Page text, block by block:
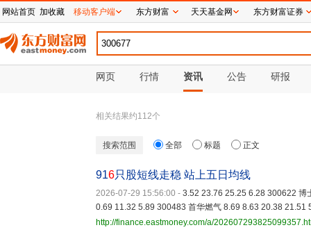
网页 行情 资讯 公告 研报
相关结果约112个
搜索范围 全部 标题 正文
916只股短线走稳 站上五日均线
2026-07-29 15:56:00 - 3.52 23.76 25.25 6.28 300622 博
0.69 11.32 5.89 300483 首华燃气 8.69 8.63 20.38 21.51
http://finance.eastmoney.com/a/
网站首页 加收藏 移动客户端 东方财富 天天基金网 东方财富证券